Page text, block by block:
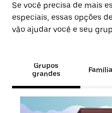
Se você precisa de mais
especiais, essas opções
vão ajudar você e seu
Grupos
grandes